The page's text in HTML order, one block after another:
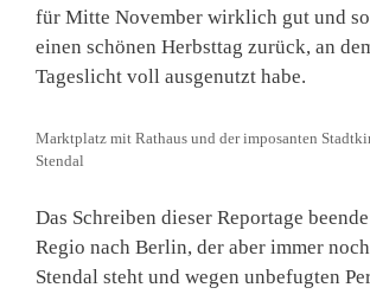
für Mitte November wirklich gut und
einen schönen Herbsttag zurück, an
Tageslicht voll ausgenutzt habe.
Marktplatz mit Rathaus und der imposanten
Stendal
Das Schreiben dieser Reportage
Regio nach Berlin, der aber immer
Stendal steht und wegen unbefugten